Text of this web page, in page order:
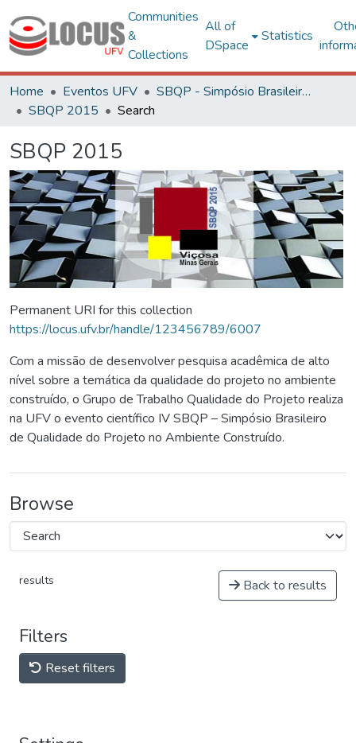
Communities
&
Collections
All of
DSpace
Statistics
Home Eventos UFV
SBQP - Simpósio Brasileiro de Qualidade do Projeto no Ambiente Construído
SBQP 2015
Search
SBQP 2015
Permanent URI for this collection
https://locus.ufv.br/handle/123456789/6007
Com a missão de desenvolver pesquisa acadêmica de alto
nível sobre a temática da qualidade do projeto no ambiente
construído, o Grupo de Trabalho Qualidade do Projeto realiza
na UFV o evento científico IV SBQP – Simpósio Brasileiro
de Qualidade do Projeto no Ambiente Construído.
Browse
results Back to results
Filters
Reset filters